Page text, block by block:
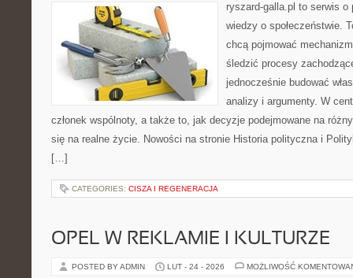
ryszard-galla.pl to serwis
wiedzy o społeczeństwie.
chcą pojmować
śledzić procesy
jednocześnie budować
analizy i argumenty. W
członek wspólnoty, a także to, jak decyzje podejmowane na
się na realne życie. Nowości na stronie Historia polityczna i
[…]
CATEGORIES: CISZA I REGENERACJA
OPEL W REKLAMIE I KULTURZE
POSTED BY ADMIN LUT - 24 - 2026 MOŻLIWOŚĆ